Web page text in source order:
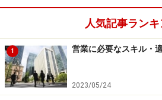
人気記事ラン
1 営業に必要なスキル・
2023/05/24